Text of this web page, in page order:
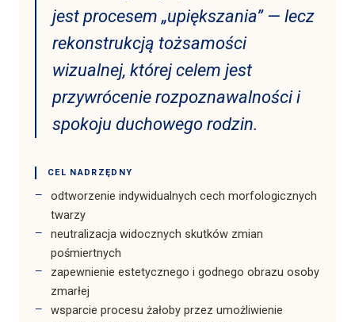
jest procesem „upiększania” — lecz
rekonstrukcją tożsamości
wizualnej, której celem jest
przywrócenie rozpoznawalności i
spokoju duchowego rodzin.
CEL NADRZĘDNY
odtworzenie indywidualnych cech morfologicznych
twarzy
neutralizacja widocznych skutków zmian
pośmiertnych
zapewnienie estetycznego i godnego obrazu osoby
zmarłej
wsparcie procesu żałoby przez umożliwienie